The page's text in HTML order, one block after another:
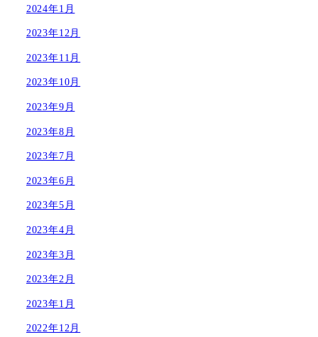
2024年1月
2023年12月
2023年11月
2023年10月
2023年9月
2023年8月
2023年7月
2023年6月
2023年5月
2023年4月
2023年3月
2023年2月
2023年1月
2022年12月